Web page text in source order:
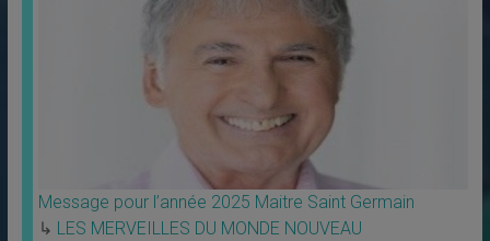
Message pour l’année 2025 Maitre Saint Germain
↳ LES MERVEILLES DU MONDE NOUVEAU